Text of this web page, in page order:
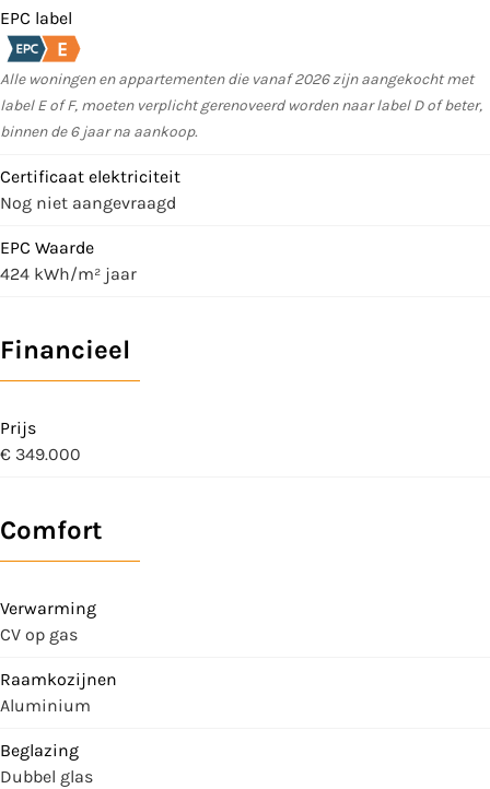
EPC label
Alle woningen en appartementen die vanaf 2026 zijn aangekocht met
label E of F, moeten verplicht gerenoveerd worden naar label D of beter,
binnen de 6 jaar na aankoop.
Certificaat elektriciteit
Nog niet aangevraagd
EPC Waarde
424 kWh/m² jaar
Financieel
Prijs
€ 349.000
Comfort
Verwarming
CV op gas
Raamkozijnen
Aluminium
Beglazing
Dubbel glas